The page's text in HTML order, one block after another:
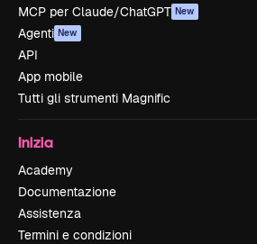
MCP per Claude/ChatGPT New
Agenti New
API
App mobile
Tutti gli strumenti Magnific
Inizia
Academy
Documentazione
Assistenza
Termini e condizioni